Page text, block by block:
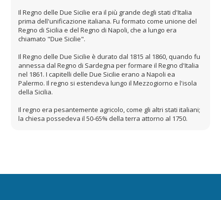
Il Regno delle Due Sicilie era il più grande degli stati d'Italia
prima dell'unificazione italiana. Fu formato come unione del
Regno di Sicilia e del Regno di Napoli, che a lungo era
chiamato "Due Sicilie".
Il Regno delle Due Sicilie è durato dal 1815 al 1860, quando fu
annessa dal Regno di Sardegna per formare il Regno d'Italia
nel 1861. I capitelli delle Due Sicilie erano a Napoli ea
Palermo. Il regno si estendeva lungo il Mezzogiorno e l'isola
della Sicilia.
Il regno era pesantemente agricolo, come gli altri stati italiani;
la chiesa possedeva il 50-65% della terra attorno al 1750.